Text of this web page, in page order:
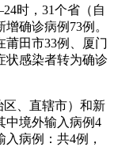
时，31个省（自
确诊病例73例。
莆田市33例、厦门
状感染者转为确诊
区、直辖市）和新
中境外输入病例4
病例：共4例，